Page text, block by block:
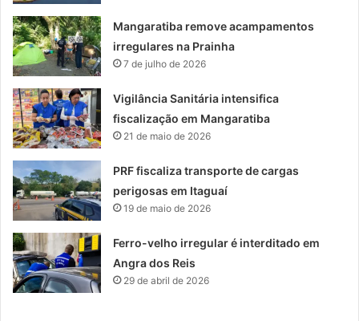
Mangaratiba remove acampamentos
irregulares na Prainha
7 de julho de 2026
Vigilância Sanitária intensifica
fiscalização em Mangaratiba
21 de maio de 2026
PRF fiscaliza transporte de cargas
perigosas em Itaguaí
19 de maio de 2026
Ferro-velho irregular é interditado em
Angra dos Reis
29 de abril de 2026